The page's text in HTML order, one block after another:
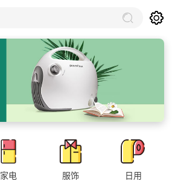
家电 服饰 日用